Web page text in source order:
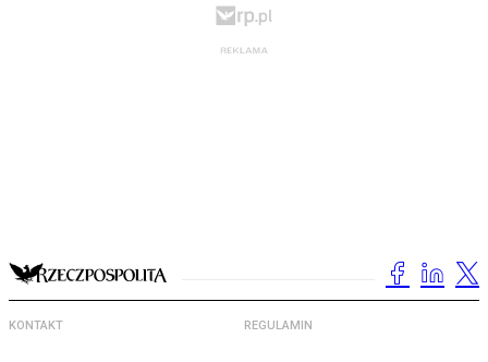
KONTAKT REGULAMIN